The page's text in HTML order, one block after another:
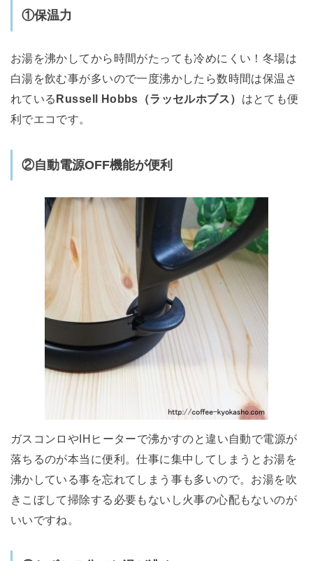
①保温力
お湯を沸かしてから時間がたっても冷めにくい！冬場は
白湯を飲む事が多いので一度沸かしたら数時間は保温さ
れているRussell Hobbs（ラッセルホブス） はとても便
利でエコです。
②自動電源OFF機能が便利
ガスコンロやIHヒーターで沸かすのと違い自動で電源が
落ちるのが本当に便利。仕事に集中してしまうとお湯を
沸かしている事を忘れてしまう事も多いので。お湯を吹
きこぼして掃除する必要もないし火事の心配もないのが
いいですね。